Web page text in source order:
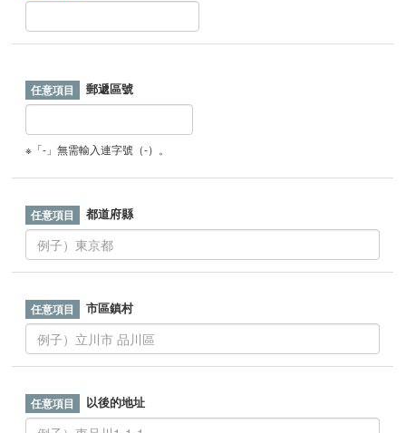
郵遞區號
※「-」無需輸入連字號（-）。
都道府縣
市區鎮村
以後的地址